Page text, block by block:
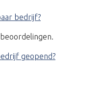
bedrijf?
geopend?